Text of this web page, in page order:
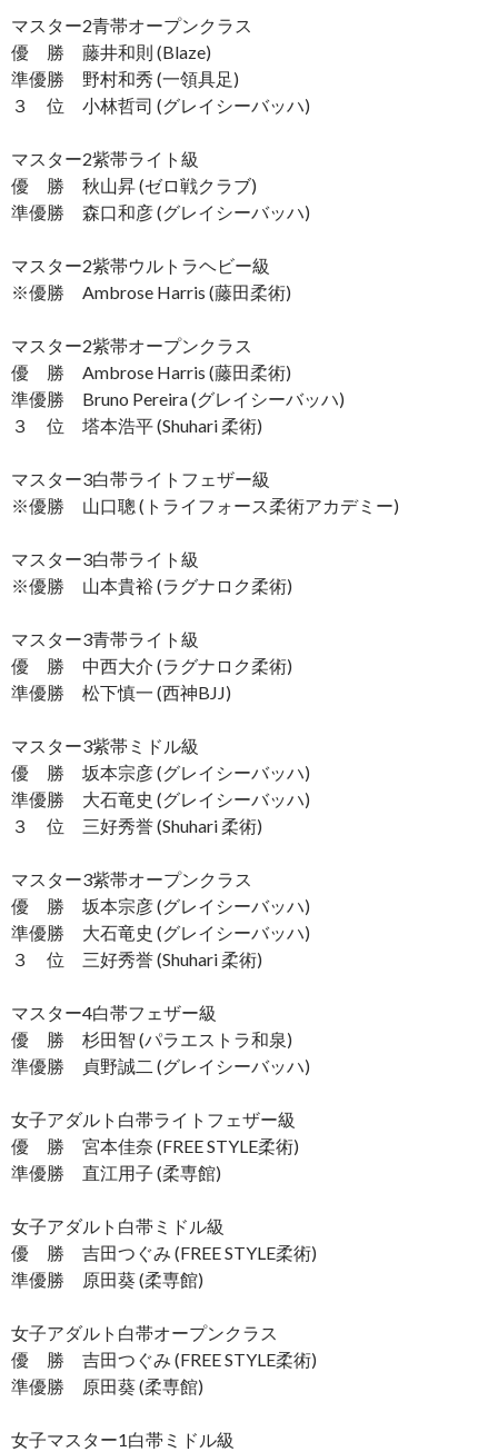
マスター2青帯オープンクラス
優 勝 藤井和則 (Blaze)
準優勝 野村和秀 (一領具足)
３ 位 小林哲司 (グレイシーバッハ)
マスター2紫帯ライト級
優 勝 秋山昇 (ゼロ戦クラブ)
準優勝 森口和彦 (グレイシーバッハ)
マスター2紫帯ウルトラヘビー級
※優勝 Ambrose Harris (藤田柔術)
マスター2紫帯オープンクラス
優 勝 Ambrose Harris (藤田柔術)
準優勝 Bruno Pereira (グレイシーバッハ)
３ 位 塔本浩平 (Shuhari 柔術)
マスター3白帯ライトフェザー級
※優勝 山口聰 (トライフォース柔術アカデミー)
マスター3白帯ライト級
※優勝 山本貴裕 (ラグナロク柔術)
マスター3青帯ライト級
優 勝 中西大介 (ラグナロク柔術)
準優勝 松下慎一 (西神BJJ)
マスター3紫帯ミドル級
優 勝 坂本宗彦 (グレイシーバッハ)
準優勝 大石竜史 (グレイシーバッハ)
３ 位 三好秀誉 (Shuhari 柔術)
マスター3紫帯オープンクラス
優 勝 坂本宗彦 (グレイシーバッハ)
準優勝 大石竜史 (グレイシーバッハ)
３ 位 三好秀誉 (Shuhari 柔術)
マスター4白帯フェザー級
優 勝 杉田智 (パラエストラ和泉)
準優勝 貞野誠二 (グレイシーバッハ)
女子アダルト白帯ライトフェザー級
優 勝 宮本佳奈 (FREE STYLE柔術)
準優勝 直江用子 (柔専館)
女子アダルト白帯ミドル級
優 勝 吉田つぐみ (FREE STYLE柔術)
準優勝 原田葵 (柔専館)
女子アダルト白帯オープンクラス
優 勝 吉田つぐみ (FREE STYLE柔術)
準優勝 原田葵 (柔専館)
女子マスター1白帯ミドル級